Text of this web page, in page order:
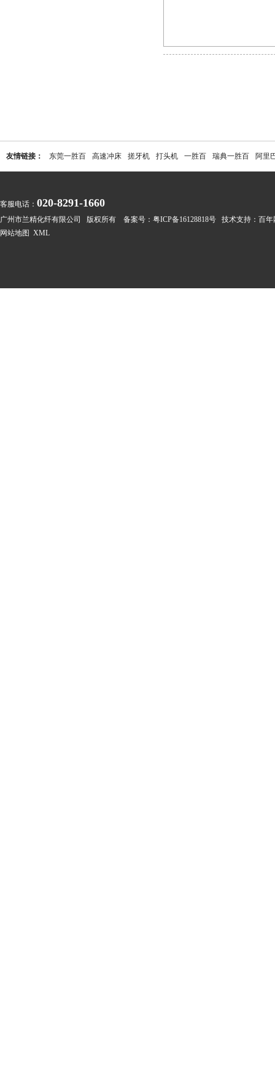
友情链接： 东莞一胜百 高速冲床 搓牙机 打头机 一胜百 瑞典一胜百 阿里
客服电话： 020-8291-1660
广州市兰精化纤有限公司 版权所有 备案号： 粤ICP备16128818号 技术支持： 百年
网站地图 XML